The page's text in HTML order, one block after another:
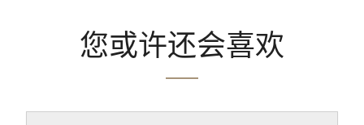
您或许还会喜欢